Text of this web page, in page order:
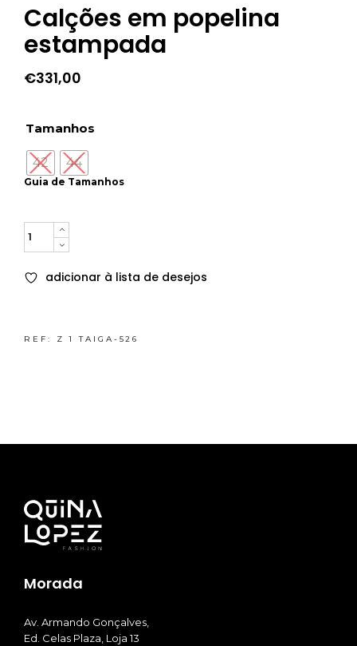
Calções em popelina
estampada
€331,00
Guia de Tamanhos
Tamanhos
42 44
Quantity
adicionar à lista de desejos
REF: Z 1 TAIGA-526
Morada
Av. Armando Gonçalves,
Ed. Celas Plaza, Loja 13